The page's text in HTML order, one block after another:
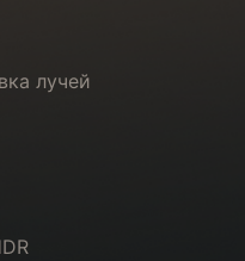
лучей